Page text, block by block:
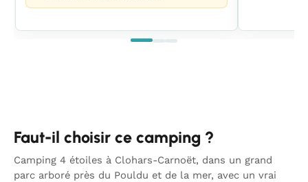
Faut-il choisir ce camping ?
Camping 4 étoiles à Clohars-Carnoët, dans un grand
parc arboré près du Pouldu et de la mer, avec un vrai